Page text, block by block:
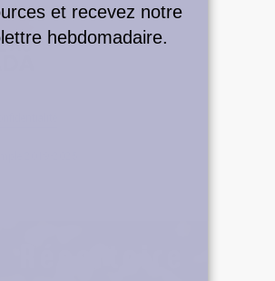
et recevez notre
hebdomadaire.